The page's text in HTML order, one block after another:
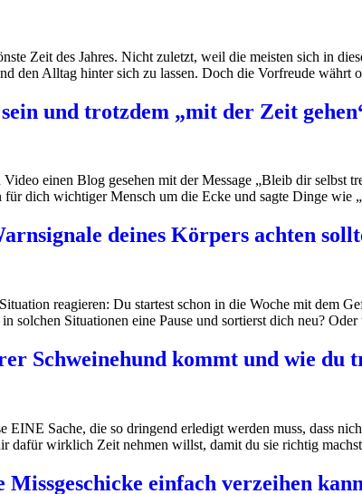
Zeit des Jahres. Nicht zuletzt, weil die meisten sich in
den Alltag hinter sich zu lassen. Doch die Vorfreude
und trotzdem „mit der Zeit
einen Blog gesehen mit der Message „Bleib dir selbst
dich wichtiger Mensch um die Ecke und sagte Dinge wie
deines Körpers achten
reagieren: Du startest schon in die Woche mit dem
solchen Situationen eine Pause und sortierst dich neu?
Schweinehund kommt und wie du
EINE Sache, die so dringend erledigt werden muss, dass
dafür wirklich Zeit nehmen willst, damit du sie richtig
einfach verzeihen